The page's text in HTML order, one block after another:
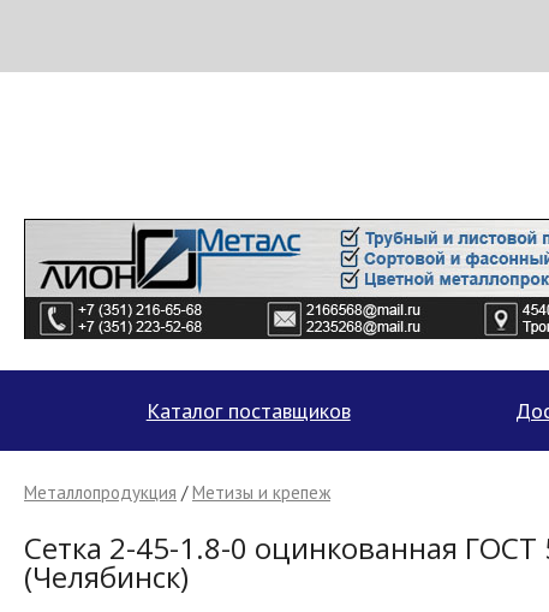
Каталог поставщиков
Металлопродукция /Метизы и крепеж
Сетка 2-45-1.8-0 оцинкованная
(Челябинск)